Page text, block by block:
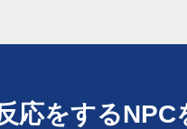
応をするNPC